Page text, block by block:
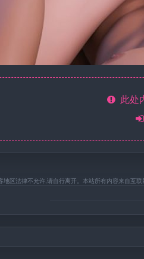
此处
区法律不允许,请自行离开。本站所有内容来自互